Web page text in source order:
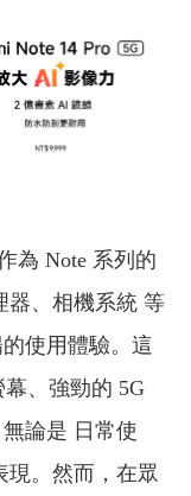
為 Note 系列的
器、相機系統 等
使用體驗。這
、強勁的 5G
論是 日常使
現。然而，在眾